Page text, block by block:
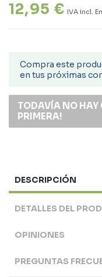
12,95 € IVA incl.
Compra este
en tus próximas
TODAVÍA NO HAY
PRIMERA!
DESCRIPCIÓN
DETALLES DEL
OPINIONES
PREGUNTAS